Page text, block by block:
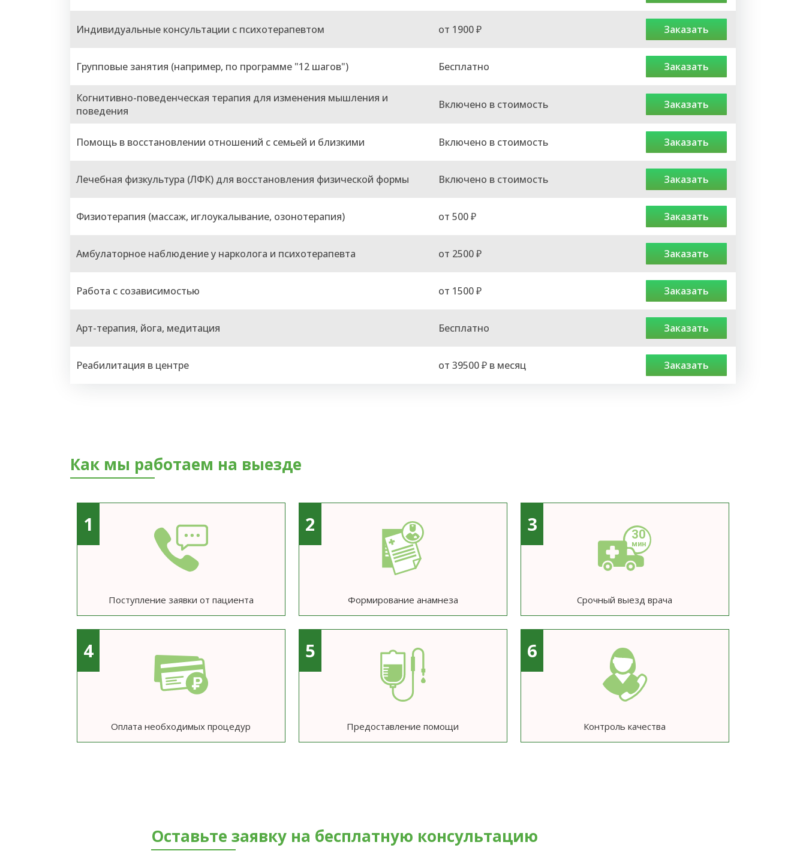
Индивидуальные консультации с психотерапевтом от 1900 ₽ заказать
Групповые занятия (например, по программе "12 шагов") Бесплатно заказать
Когнитивно-поведенческая терапия для изменения мышления и
поведения
Включено в стоимость заказать
Помощь в восстановлении отношений с семьей и близкими Включено в стоимость заказать
Лечебная физкультура (ЛФК) для восстановления физической формы Включено в стоимость заказать
Физиотерапия (массаж, иглоукалывание, озонотерапия) от 500 ₽ заказать
Амбулаторное наблюдение у нарколога и психотерапевта от 2500 ₽ заказать
Работа с созависимостью от 1500 ₽ заказать
Арт-терапия, йога, медитация Бесплатно заказать
Реабилитация в центре от 39500 ₽ в месяц заказать
Как мы работаем на выезде
1
Поступление заявки от пациента
2
Формирование анамнеза
3
Срочный выезд врача
4
Оплата необходимых процедур
5
Предоставление помощи
6
Контроль качества
Оставьте заявку на бесплатную консультацию